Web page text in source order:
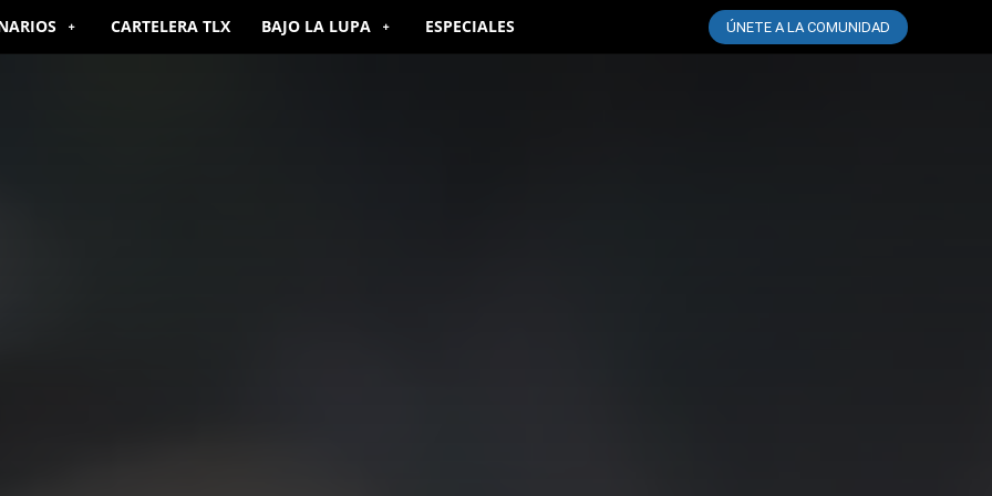
CARTELERA TLX BAJO LA LUPA ESPECIALES ÚNETE A LA COMUNIDAD